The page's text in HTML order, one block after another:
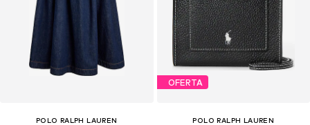
POLO RALPH LAUREN
OFERTA
POLO RALPH LAUREN